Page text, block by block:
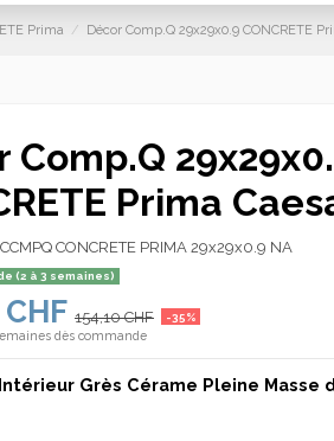
Prima Décor Comp.Q 29x29x0.9 CONCRETE
Comp.Q
Prima
CONCRETE PRIMA 29x29x0.9 NA
(2 à 3 semaines)
154,10 CHF -35%
dès commande
Grès Cérame Pleine Masse